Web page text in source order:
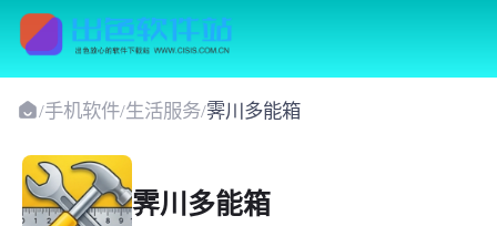
/手机软件/生活服务/霁川多能箱
霁川多能箱